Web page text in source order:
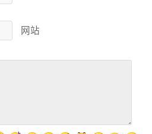
网站